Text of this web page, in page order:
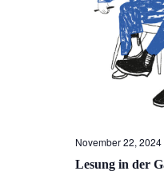
Lesung in der
November 22, 2024